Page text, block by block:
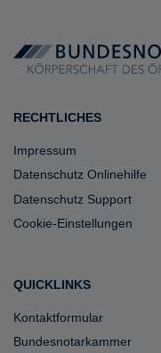
RECHTLICHES
Impressum
Datenschutz Onlinehilfe
Datenschutz Support
Cookie-Einstellungen
QUICKLINKS
Kontaktformular
Bundesnotarkammer